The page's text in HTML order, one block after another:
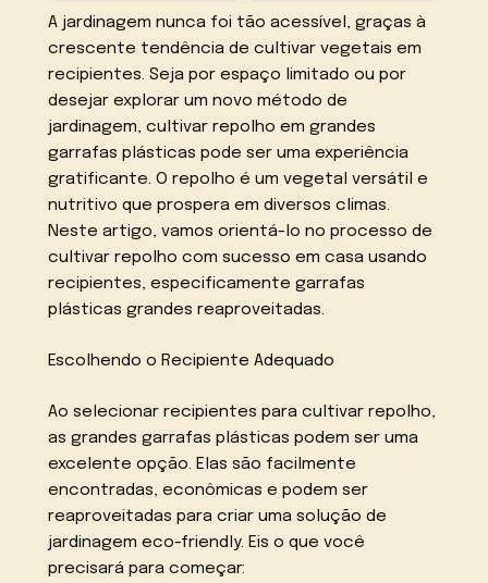
A jardinagem nunca foi tão acessível, graças à
crescente tendência de cultivar vegetais em
recipientes. Seja por espaço limitado ou por
desejar explorar um novo método de
jardinagem, cultivar repolho em grandes
garrafas plásticas pode ser uma experiência
gratificante. O repolho é um vegetal versátil e
nutritivo que prospera em diversos climas.
Neste artigo, vamos orientá-lo no processo de
cultivar repolho com sucesso em casa usando
recipientes, especificamente garrafas
plásticas grandes reaproveitadas.
Escolhendo o Recipiente Adequado
Ao selecionar recipientes para cultivar repolho,
as grandes garrafas plásticas podem ser uma
excelente opção. Elas são facilmente
encontradas, econômicas e podem ser
reaproveitadas para criar uma solução de
jardinagem eco-friendly. Eis o que você
precisará para começar: